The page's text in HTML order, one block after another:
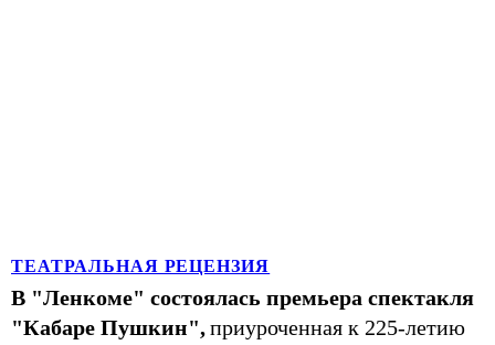
ТЕАТРАЛЬНАЯ РЕЦЕНЗИЯ
В "Ленкоме" состоялась премьера спектакля
"Кабаре Пушкин",приуроченная к 225-летию